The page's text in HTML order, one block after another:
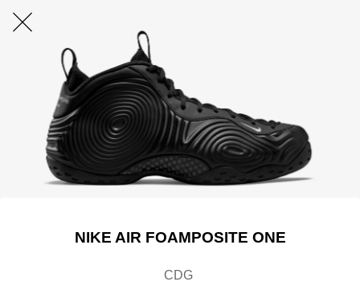
NIKE AIR FOAMPOSITE ONE
CDG